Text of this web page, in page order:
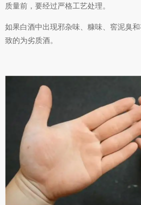
质量前，要经过严格工艺处理。
如果白酒中出现邪杂味、糠味、窖泥臭
致的为劣质酒。